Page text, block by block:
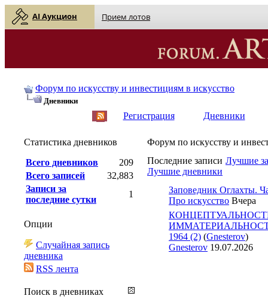
AI Аукцион Прием лотов
Форум по искусству и инвестициям в искусство
Дневники
Регистрация Дневники
Форум по искусству и
Последние записи Лучшие
Лучшие дневники
Заповедник Оглахты.
Про искусство Вчера
1964 (2) (Gnesterov)
Gnesterov 19.07.2026
Статистика дневников
Всего дневников
209
Всего записей
32,883
Записи за
последние сутки
1
Опции
Случайная запись
дневника
RSS лента
Поиск в дневниках